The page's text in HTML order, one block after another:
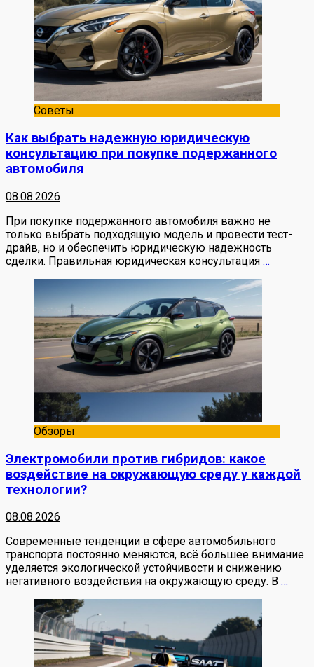
Советы
Как выбрать надежную юридическую
консультацию при покупке подержанного
автомобиля
08.08.2026
При покупке подержанного автомобиля важно не
только выбрать подходящую модель и провести тест-
драйв, но и обеспечить юридическую надежность
сделки. Правильная юридическая консультация …
Обзоры
Электромобили против гибридов: какое
воздействие на окружающую среду у каждой
технологии?
08.08.2026
Современные тенденции в сфере автомобильного
транспорта постоянно меняются, всё большее внимание
уделяется экологической устойчивости и снижению
негативного воздействия на окружающую среду. В …